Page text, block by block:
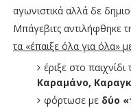
αγωνιστικά αλλά δε
Μπάγεβιτς αντιλήφθηκε
τα «έπαιξε όλα για όλα»
έριξε στο παιχνίδι
Καραμάνο,
φόρτωσε με δύο